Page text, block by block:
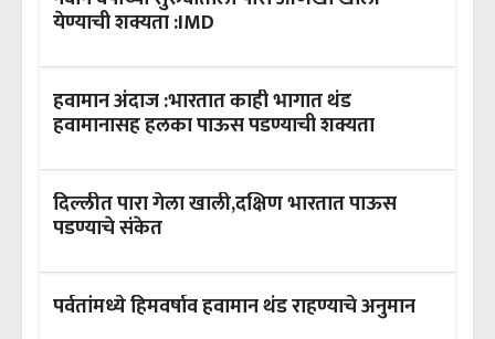
येण्याची शक्यता :IMD
हवामान अंदाज :भारतात काही भागात थंड
हवामानासह हलका पाऊस पडण्याची शक्यता
दिल्लीत पारा गेला खाली,दक्षिण भारतात पाऊस
पडण्याचे संकेत
पर्वतांमध्ये हिमवर्षाव हवामान थंड राहण्याचे अनुमान